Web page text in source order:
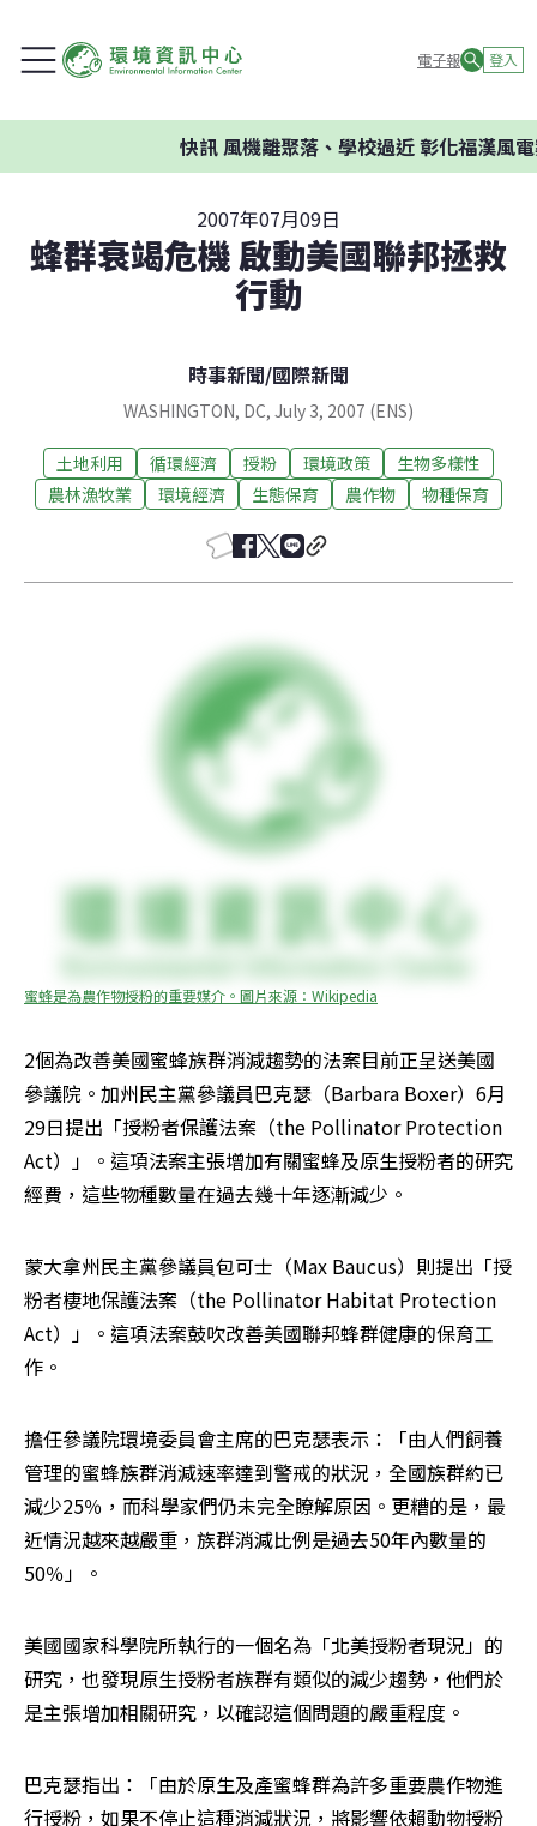
電子報 登入
快訊風機離聚落、學校過近 彰化福漢風電
2007年07月09日
蜂群衰竭危機 啟動美國聯邦拯救
行動
時事新聞/國際新聞
WASHINGTON, DC, July 3, 2007 (ENS)
土地利用 循環經濟 授粉 環境政策
生物多樣性
農林漁牧業
環境經濟 生態保育 農作物 物種保育
蜜蜂是為農作物授粉的重要媒介。圖片來源：Wikipedia
2個為改善美國蜜蜂族群消減趨勢的法案目前正呈送美國
參議院。加州民主黨參議員巴克瑟（Barbara Boxer）6月
29日提出「授粉者保護法案（the Pollinator Protection
Act）」。這項法案主張增加有關蜜蜂及原生授粉者的研究
經費，這些物種數量在過去幾十年逐漸減少。
蒙大拿州民主黨參議員包可士（Max Baucus）則提出「授
粉者棲地保護法案（the Pollinator Habitat Protection
Act）」。這項法案鼓吹改善美國聯邦蜂群健康的保育工
作。
擔任參議院環境委員會主席的巴克瑟表示：「由人們飼養
管理的蜜蜂族群消減速率達到警戒的狀況，全國族群約已
減少25％，而科學家們仍未完全瞭解原因。更糟的是，最
近情況越來越嚴重，族群消減比例是過去50年內數量的
50％」。
美國國家科學院所執行的一個名為「北美授粉者現況」的
研究，也發現原生授粉者族群有類似的減少趨勢，他們於
是主張增加相關研究，以確認這個問題的嚴重程度。
巴克瑟指出：「由於原生及產蜜蜂群為許多重要農作物進
行授粉，如果不停止這種消減狀況，將影響依賴動物授粉